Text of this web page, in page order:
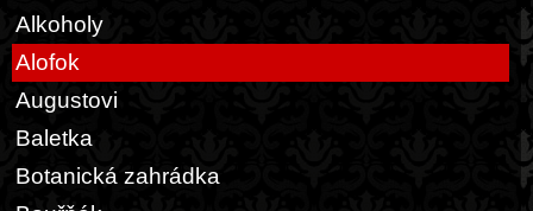
Alkoholy
Alofok
Augustovi
Baletka
Botanická zahrádka